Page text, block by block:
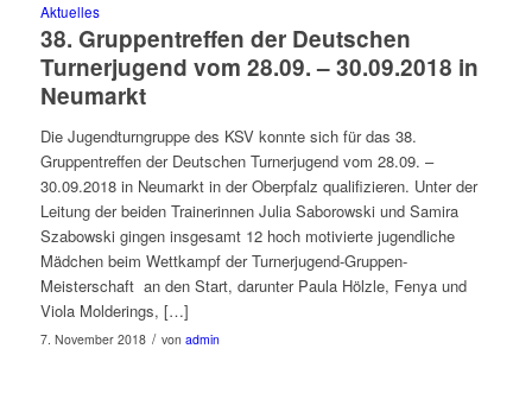
Aktuelles
38. Gruppentreffen der Deutschen
Turnerjugend vom 28.09. – 30.09.2018 in
Neumarkt
Die Jugendturngruppe des KSV konnte sich für das 38.
Gruppentreffen der Deutschen Turnerjugend vom 28.09. –
30.09.2018 in Neumarkt in der Oberpfalz qualifizieren. Unter der
Leitung der beiden Trainerinnen Julia Saborowski und Samira
Szabowski gingen insgesamt 12 hoch motivierte jugendliche
Mädchen beim Wettkampf der Turnerjugend-Gruppen-
Meisterschaft an den Start, darunter Paula Hölzle, Fenya und
Viola Molderings, […]
7. November 2018 / von admin